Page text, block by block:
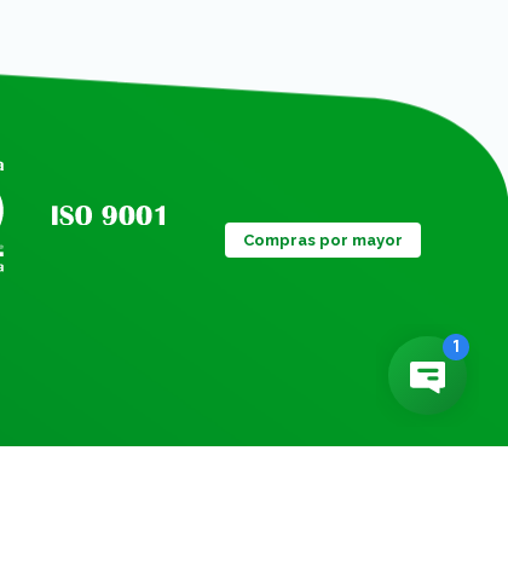
Compras por mayor